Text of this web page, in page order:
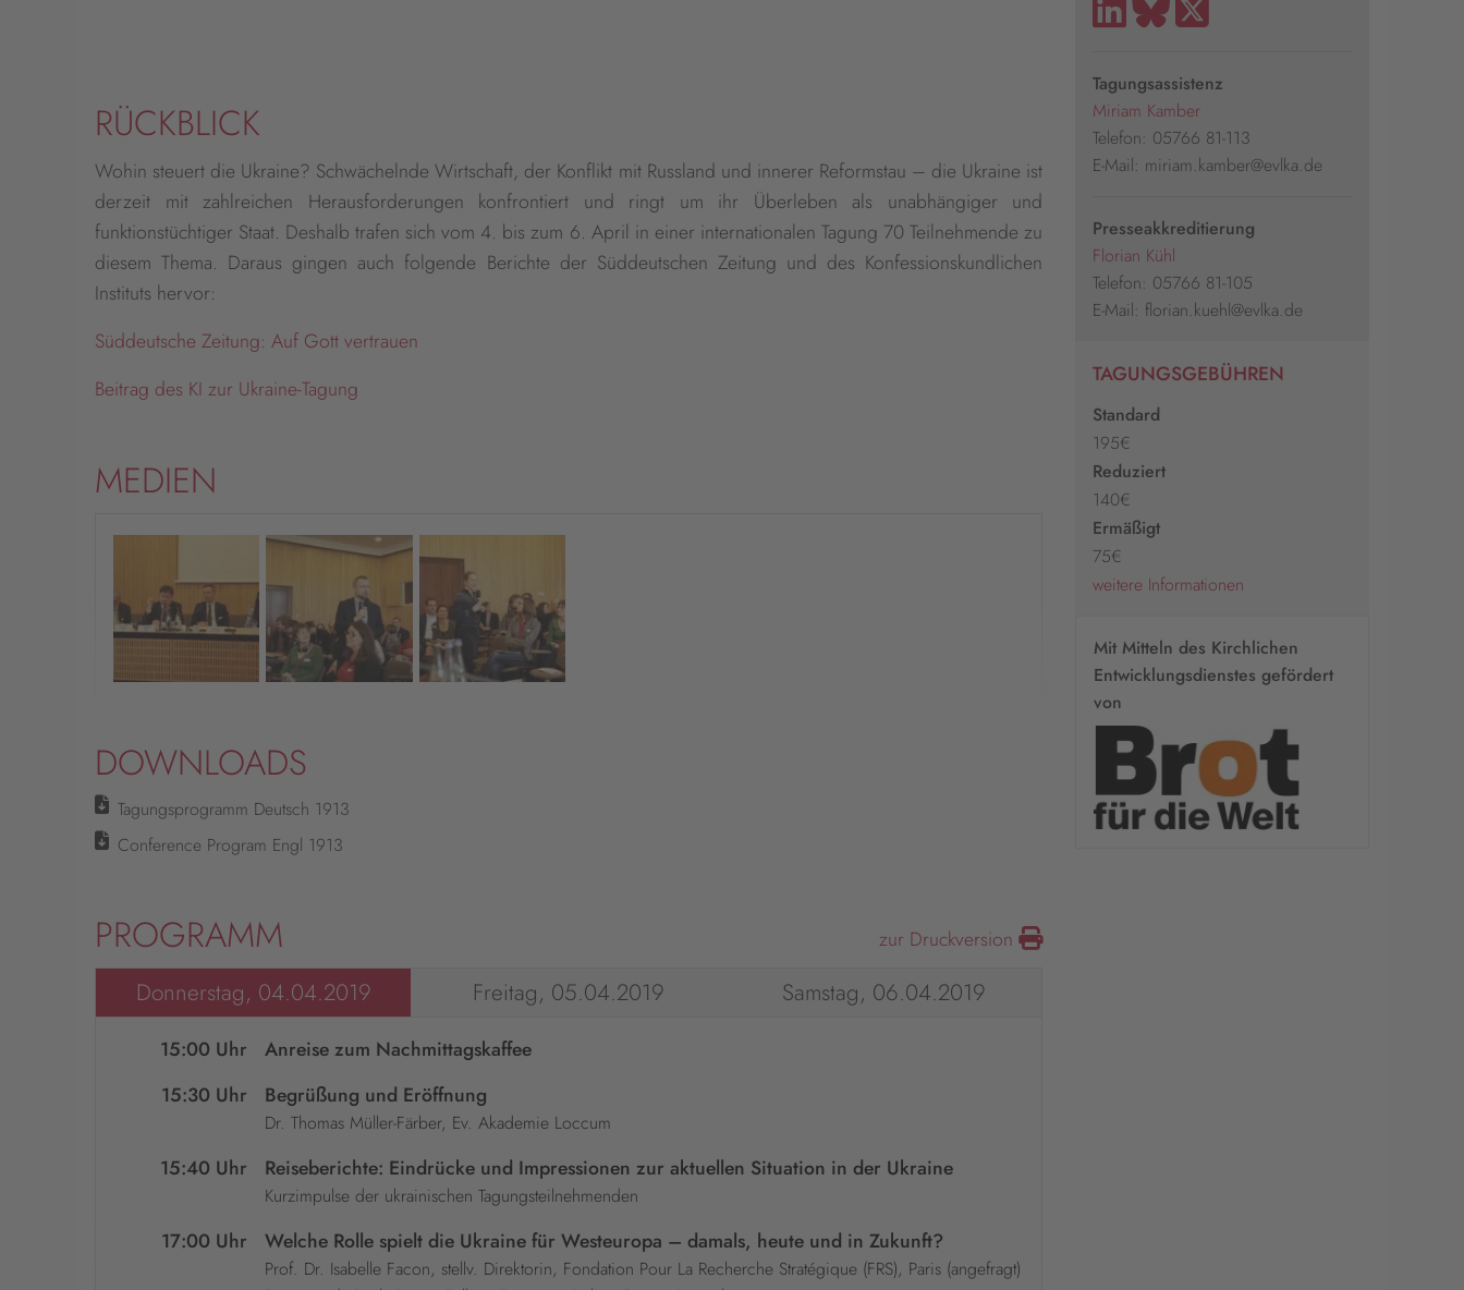
RÜCKBLICK
Wohin steuert die Ukraine? Schwächelnde Wirtschaft, der Konflikt mit Russland und innerer Reformstau – die Ukraine ist
derzeit mit zahlreichen Herausforderungen konfrontiert und ringt um ihr Überleben als unabhängiger und
funktionstüchtiger Staat. Deshalb trafen sich vom 4. bis zum 6. April in einer internationalen Tagung 70 Teilnehmende zu
diesem Thema. Daraus gingen auch folgende Berichte der Süddeutschen Zeitung und des Konfessionskundlichen
Instituts hervor:
Süddeutsche Zeitung: Auf Gott vertrauen
Beitrag des KI zur Ukraine-Tagung
MEDIEN
DOWNLOADS
Tagungsprogramm Deutsch 1913
Conference Program Engl 1913
PROGRAMM zur Druckversion
Donnerstag, 04.04.2019 Freitag, 05.04.2019 Samstag, 06.04.2019
15:00 Uhr
Anreise zum Nachmittagskaffee
15:30 Uhr
Begrüßung und Eröffnung
Dr. Thomas Müller-Färber, Ev. Akademie Loccum
15:40 Uhr Reiseberichte: Eindrücke und Impressionen zur aktuellen Situation in der Ukraine
Kurzimpulse der ukrainischen Tagungsteilnehmenden
17:00 Uhr Welche Rolle spielt die Ukraine für Westeuropa – damals, heute und in Zukunft?
Prof. Dr. Isabelle Facon, stellv. Direktorin, Fondation Pour La Recherche Stratégique (FRS), Paris (angefragt)
Tagungsassistenz
Miriam Kamber
Telefon: 05766 81-113
E-Mail: miriam.kamber@evlka.de
Presseakkreditierung
Florian Kühl
Telefon: 05766 81-105
E-Mail: florian.kuehl@evlka.de
TAGUNGSGEBÜHREN
Standard
195€
Reduziert
140€
Ermäßigt
75€
weitere Informationen
Mit Mitteln des Kirchlichen
Entwicklungsdienstes gefördert
von